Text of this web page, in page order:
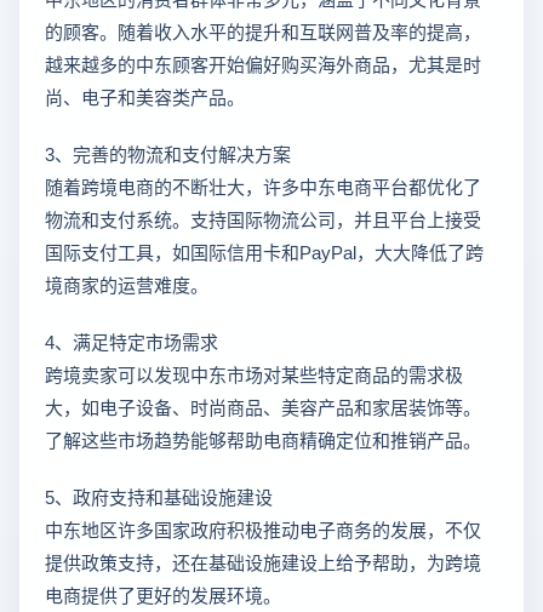
的顾客。随着收入水平的提升和互联网普及率的提高，
越来越多的中东顾客开始偏好购买海外商品，尤其是时
尚、电子和美容类产品。
3、完善的物流和支付解决方案
随着跨境电商的不断壮大，许多中东电商平台都优化了
物流和支付系统。支持国际物流公司，并且平台上接受
国际支付工具，如国际信用卡和PayPal，大大降低了跨
境商家的运营难度。
4、满足特定市场需求
跨境卖家可以发现中东市场对某些特定商品的需求极
大，如电子设备、时尚商品、美容产品和家居装饰等。
了解这些市场趋势能够帮助电商精确定位和推销产品。
5、政府支持和基础设施建设
中东地区许多国家政府积极推动电子商务的发展，不仅
提供政策支持，还在基础设施建设上给予帮助，为跨境
电商提供了更好的发展环境。